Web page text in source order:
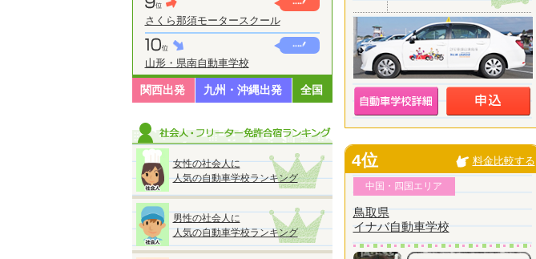
さくら那須モータースクール
山形・県南自動車学校
関西出発 九州・沖縄出発 全国
女性の社会人に
人気の自動車学校ランキング
男性の社会人に
人気の自動車学校ランキング
4位 料金比較する
中国・四国エリア
鳥取県
イナバ自動車学校